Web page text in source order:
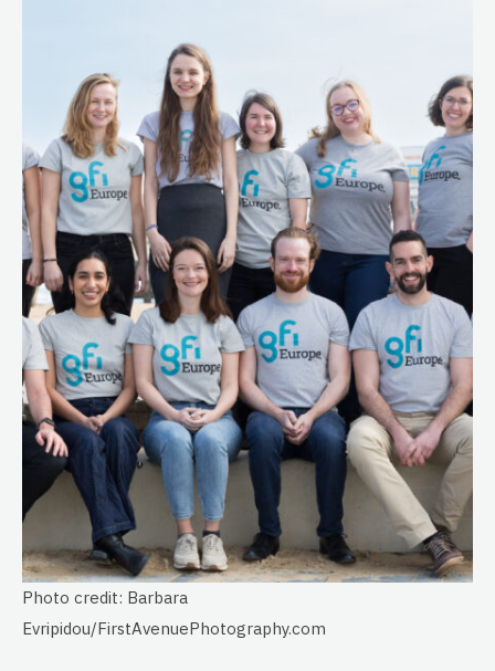
Photo credit: Barbara
Evripidou/FirstAvenuePhotography.com